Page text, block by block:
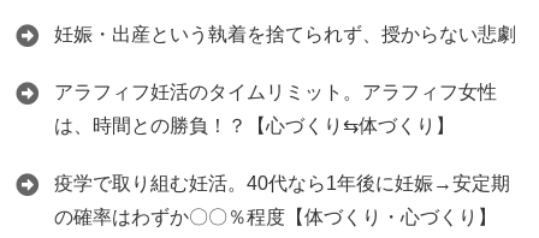
妊娠・出産という執着を捨てられず、授からない悲劇
アラフィフ妊活のタイムリミット。アラフィフ女性
は、時間との勝負！？【心づくり⇆体づくり】
疫学で取り組む妊活。40代なら1年後に妊娠→安定期
の確率はわずか〇〇％程度【体づくり・心づくり】